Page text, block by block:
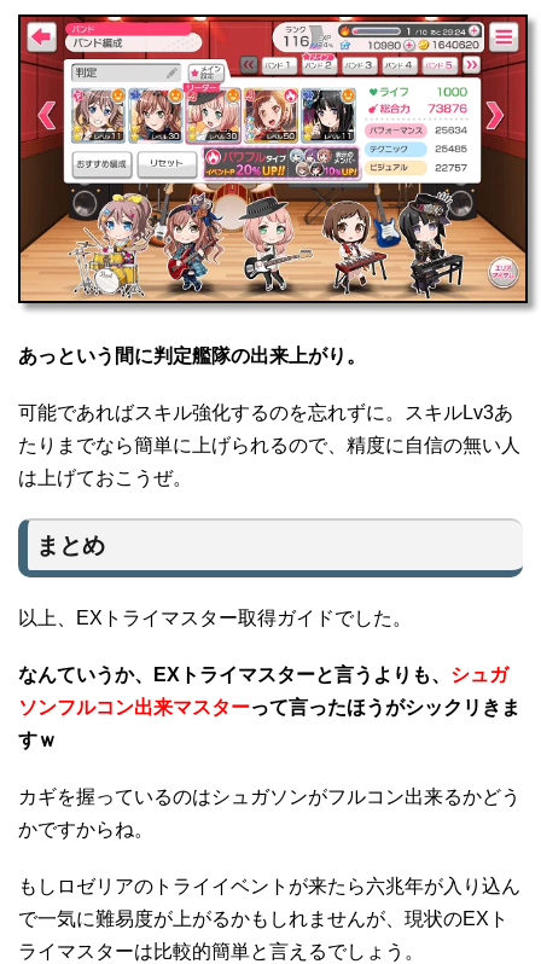
あっという間に判定艦隊の出来上がり。
可能であればスキル強化するのを忘れずに。スキルLv3あ
たりまでなら簡単に上げられるので、精度に自信の無い人
は上げておこうぜ。
まとめ
以上、EXトライマスター取得ガイドでした。
なんていうか、EXトライマスターと言うよりも、 シュガ
ソンフルコン出来マスターって言ったほうがシックリきま
すｗ
カギを握っているのはシュガソンがフルコン出来るかどう
かですからね。
もしロゼリアのトライイベントが来たら六兆年が入り込ん
で一気に難易度が上がるかもしれませんが、現状のEXト
ライマスターは比較的簡単と言えるでしょう。